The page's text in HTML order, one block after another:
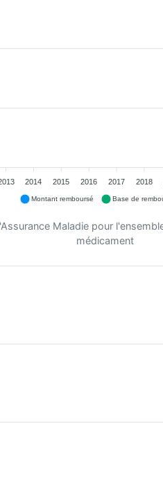
2014 2015 2016 2017 2018
Montant remboursé Base de
Maladie pour
médicament